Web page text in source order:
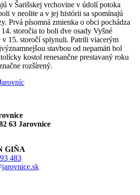
v Šarišskej vrchovine v údolí potoka
v neolite a v jej histórii sa spomínajú
Prvá písomná zmienka o obci pochádza
storočia to boli dve osady Vyšné
v 15. storočí splynuli. Patrili viacerým
stavbou od nepamäti bol
kostol renesančne prestavaný roku
rozšírený.
63 Jarovnice
GIŇA
483